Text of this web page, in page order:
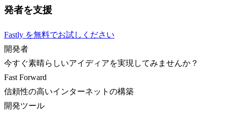
発者を支援
Fastly を無料でお試しください
開発者
今すぐ素晴らしいアイディアを実現してみませんか？
Fast Forward
信頼性の高いインターネットの構築
開発ツール